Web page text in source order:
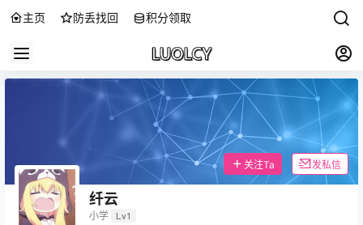
主页 防丢找回 积分领取
纤云
小学 Lv1
关注Ta 发私信